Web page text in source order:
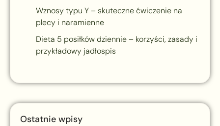
Wznosy typu Y – skuteczne ćwiczenie na
plecy i naramienne
Dieta 5 posiłków dziennie – korzyści, zasady i
przykładowy jadłospis
Ostatnie wpisy